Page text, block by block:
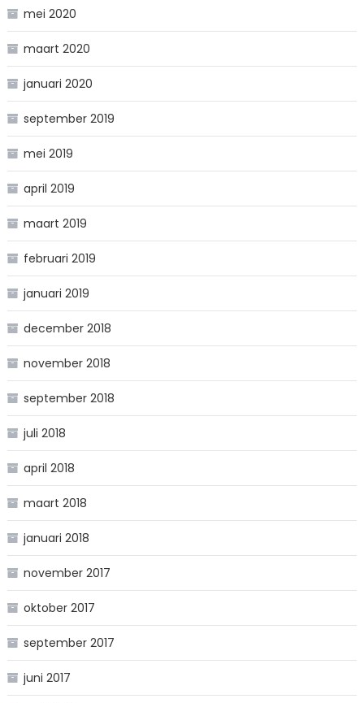
mei 2020
maart 2020
januari 2020
september 2019
mei 2019
april 2019
maart 2019
februari 2019
januari 2019
december 2018
november 2018
september 2018
juli 2018
april 2018
maart 2018
januari 2018
november 2017
oktober 2017
september 2017
juni 2017